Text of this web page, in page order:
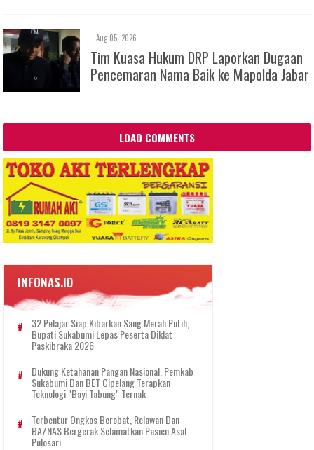
Aug 05, 2026
Tim Kuasa Hukum DRP Laporkan Dugaan
Pencemaran Nama Baik ke Mapolda Jabar
LOAD COMMENTS
INFONAS.ID
32 Pelajar Siap Kibarkan Sang Merah Putih,
Bupati Sukabumi Lepas Peserta Diklat
Paskibraka 2026
Dukung Ketahanan Pangan Nasional, Pemkab
Sukabumi Dan BET Cipelang Terapkan
Teknologi "Bayi Tabung" Ternak
Terbentur Ongkos Berobat, Relawan Dan
BAZNAS Bergerak Selamatkan Pasien Asal
Pulosari